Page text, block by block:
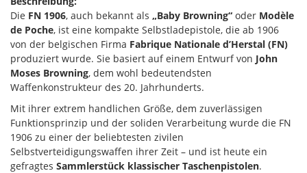
Die FN 1906, auch bekannt als „Baby Browning“ oder Modèle
de Poche, ist eine kompakte Selbstladepistole, die ab 1906
von der belgischen Firma Fabrique Nationale d’Herstal (FN)
produziert wurde. Sie basiert auf einem Entwurf von John
Moses Browning, dem wohl bedeutendsten
Waffenkonstrukteur des 20. Jahrhunderts.
Mit ihrer extrem handlichen Größe, dem zuverlässigen
Funktionsprinzip und der soliden Verarbeitung wurde die FN
1906 zu einer der beliebtesten zivilen
Selbstverteidigungswaffen ihrer Zeit – und ist heute ein
gefragtes Sammlerstück klassischer Taschenpistolen.